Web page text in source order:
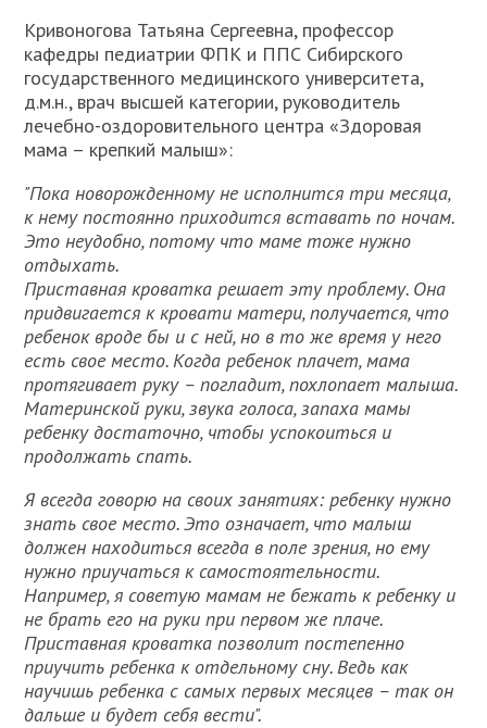
Кривоногова Татьяна Сергеевна, профессор
кафедры педиатрии ФПК и ППС Сибирского
государственного медицинского университета,
д.м.н., врач высшей категории, руководитель
лечебно-оздоровительного центра «Здоровая
мама – крепкий малыш»:
"Пока новорожденному не исполнится три месяца,
к нему постоянно приходится вставать по ночам.
Это неудобно, потому что маме тоже нужно
отдыхать.
Приставная кроватка решает эту проблему. Она
придвигается к кровати матери, получается, что
ребенок вроде бы и с ней, но в то же время у него
есть свое место. Когда ребенок плачет, мама
протягивает руку – погладит, похлопает малыша.
Материнской руки, звука голоса, запаха мамы
ребенку достаточно, чтобы успокоиться и
продолжать спать.
Я всегда говорю на своих занятиях: ребенку нужно
знать свое место. Это означает, что малыш
должен находиться всегда в поле зрения, но ему
нужно приучаться к самостоятельности.
Например, я советую мамам не бежать к ребенку и
не брать его на руки при первом же плаче.
Приставная кроватка позволит постепенно
приучить ребенка к отдельному сну. Ведь как
научишь ребенка с самых первых месяцев – так он
дальше и будет себя вести".